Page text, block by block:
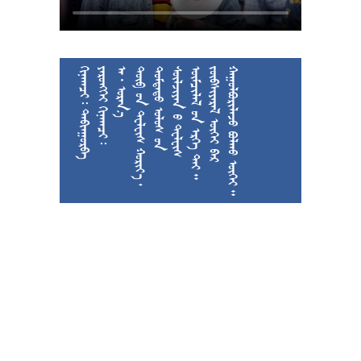
      
































































 






































